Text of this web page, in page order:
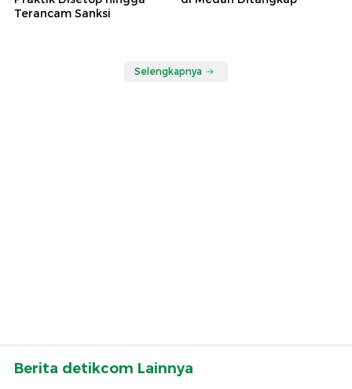
Terancam Sanksi
Selengkapnya
Berita detikcom Lainnya